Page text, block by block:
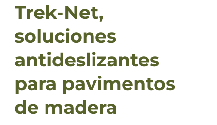
Trek-Net,
soluciones
antideslizantes
para pavimentos
de madera